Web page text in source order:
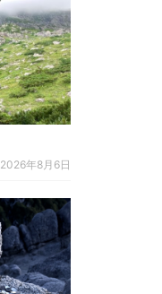
2026年8月6日